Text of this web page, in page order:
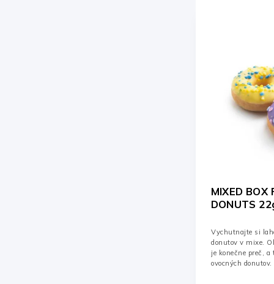
MIXED BOX
DONUTS
Vychutnajte si
donutov v mixe.
je konečne preč,
ovocných